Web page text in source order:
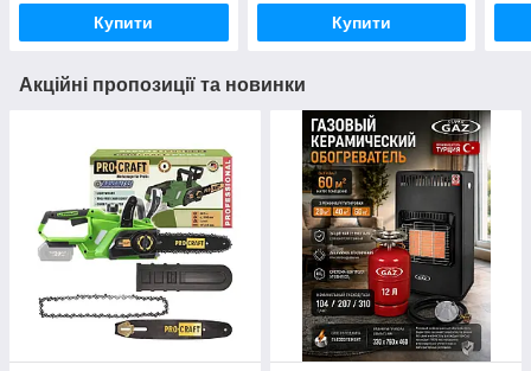
Купити Купити
Акційні пропозиції та новинки